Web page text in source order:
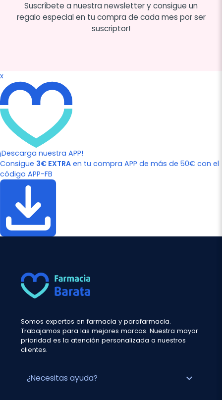
Suscríbete a nuestra newsletter y consigue un
regalo especial en tu compra de cada mes por ser
suscriptor!
x
¡Descarga nuestra APP!
Consigue 3€ EXTRA en tu compra APP de más de 50€ con el
código APP-FB
Somos expertos en farmacia y parafarmacia.
Trabajamos para las mejores marcas. Nuestra mayor
prioridad es la atención personalizada a nuestros
clientes.
¿Necesitas ayuda? expand_more